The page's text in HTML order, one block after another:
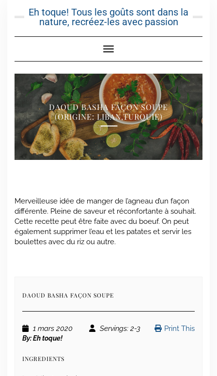
Eh toque! Tous les goûts sont dans la
nature, recréez-les avec passion
Toggle Navigation
DAOUD BASHA FAÇON SOUPE
(ORIGINE: LIBAN,TURQUIE)
Merveilleuse idée de manger de l’agneau d’un façon
différente. Pleine de saveur et réconfortante à souhait.
Cette recette peut être faite avec du boeuf. On peut
également supprimer l’eau et les patates et servir les
boulettes avec du riz ou autre.
DAOUD BASHA FAÇON SOUPE
1 mars 2020 Servings: 2-3 Print This
By:Eh toque!
INGREDIENTS